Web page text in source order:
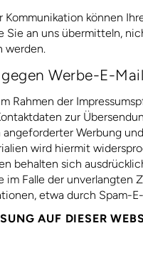
Kommunikation können
Sie an uns übermitteln,
werden.
Werbe-E-
Rahmen der
zur
Werbung und
wird hiermit
behalten sich
Falle der unverlangten
etwa durch Spam-E-
AUF DIESER